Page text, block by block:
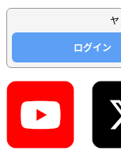
ログイン